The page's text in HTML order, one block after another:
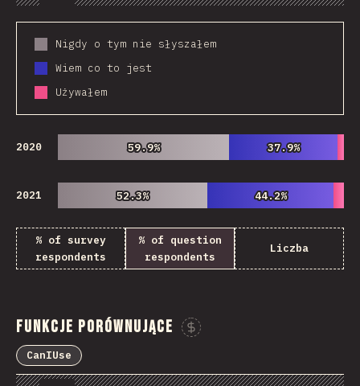
Chart Data Share Customize
Nigdy o tym nie słyszałem
Wiem co to jest
Używałem
2020 59.9%
59.9% 37.9%
37.9%
2021 52.3%
52.3% 44.2%
44.2%
% of survey
respondents
% of question
respondents
Liczba
Funkcje Porównujące
CanIUse